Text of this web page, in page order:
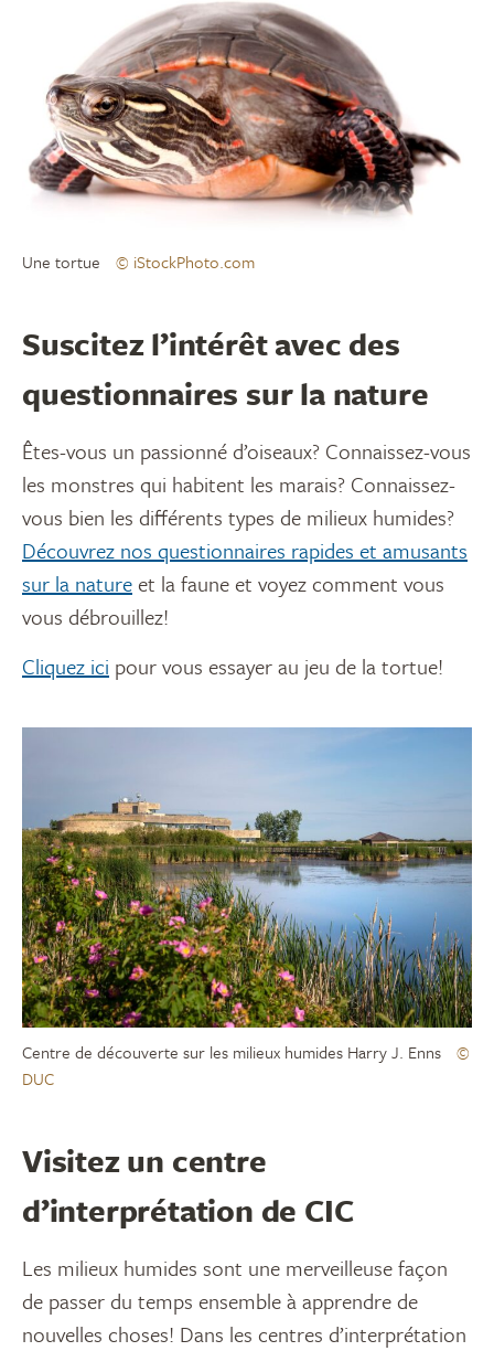
Une tortue © iStockPhoto.com
Suscitez l’intérêt avec des
questionnaires sur la nature
Êtes-vous un passionné d’oiseaux? Connaissez-vous
les monstres qui habitent les marais? Connaissez-
vous bien les différents types de milieux humides?
Découvrez nos questionnaires rapides et amusants
sur la natureet la faune et voyez comment vous
vous débrouillez!
Cliquez ici pour vous essayer au jeu de la tortue!
Centre de découverte sur les milieux humides Harry J. Enns
©
DUC
Visitez un centre
d’interprétation de CIC
Les milieux humides sont une merveilleuse façon
de passer du temps ensemble à apprendre de
nouvelles choses! Dans les centres d’interprétation